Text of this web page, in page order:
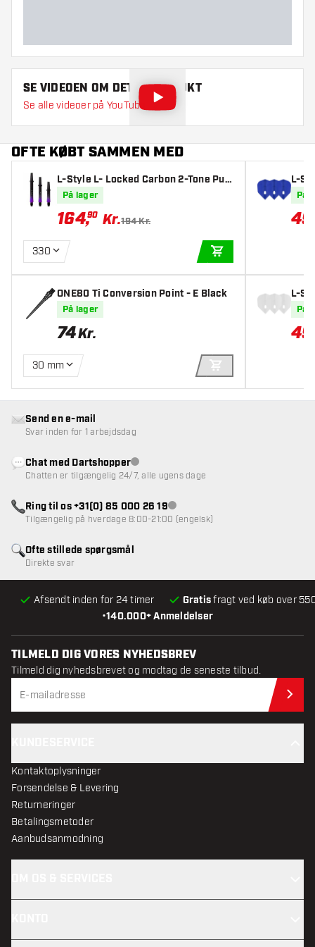
SE VIDEOEN OM DETTE PRODUKT
Se alle videoer på YouTube
OFTE KØBT SAMMEN MED
L-Style L- Locked Carbon 2-Tone Pur
ple Skafter
På lager
164,90 Kr.194 Kr.
330
ONE80 Ti Conversion Point - E Black
På lager
74Kr.
30 mm
TILFØJ TIL KURV
L-
ape
På
49
L-
På
49
•140.000+ Anmeldelser
Afsendt inden for 24 timer Gratisfragt ved køb over
Ofte stillede spørgsmål
Direkte svar
Send en e-mail
Svar inden for 1 arbejdsdag
Chat med DartshopperKundeservice ikke tilgængelig
Chatten er tilgængelig 24/7, alle ugens dage
Ring til os +31(0) 85 000 26 19Kundeservice ikke tilgængelig
Tilgængelig på hverdage 8:00-21:00 (engelsk)
TILMELD DIG VORES NYHEDSBREV
Tilmeld dig nyhedsbrevet og modtag de seneste tilbud.
Kontaktoplysninger
Forsendelse & Levering
Returneringer
Betalingsmetoder
Aanbudsanmodning